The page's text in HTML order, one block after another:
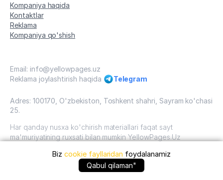
+99871 ... qo'ng'iroq qilish
Kompaniya haqida
Kontaktlar
Reklama
Kompaniya qo'shish
Email: info@yellowpages.uz
Reklama joylashtirish haqida
Telegram
Adres: 100170, O'zbekiston, Toshkent shahri, Sayram ko'chasi
25.
Har qanday nusxa ko'chirish materiallari faqat sayt
ma'muriyatining ruxsati bilan mumkin YellowPages.Uz
O'zbekiston, 2009 - 2026 / O'zbekiston "sariq
sahifalar"mualliflik huquqi. Barcha huquqlar himoyalangan.
Bizcookie fayllaridan foydalanamiz
Qabul qilaman"